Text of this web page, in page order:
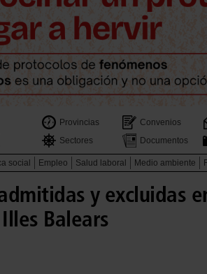
Provincias Convenios
Sectores
Documentos
social Empleo Salud laboral Medio ambiente
y excluidas
Balears